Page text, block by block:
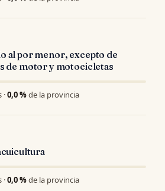
al por menor, excepto de
de motor y motocicletas
0,0 %de la provincia
0,0 %de la provincia